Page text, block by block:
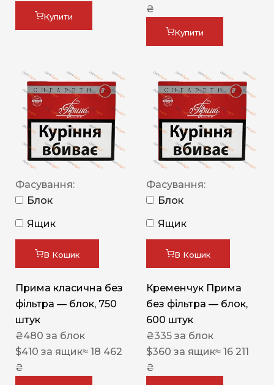
Купити
₴
Купити
Фасування:
Блок
Ящик
В Кошик
Прима класична без
фільтра — блок, 750
штук
₴480 за блок
$410 за ящик≈ 18 462
₴
Фасування:
Блок
Ящик
В Кошик
Кременчук Прима
без фільтра — блок,
600 штук
₴335 за блок
$360 за ящик≈ 16 211
₴